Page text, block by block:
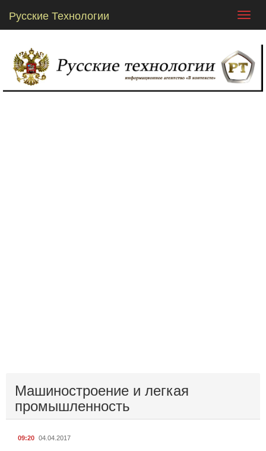
Русские Технологии
Машиностроение и легкая
промышленность
09:20 04.04.2017